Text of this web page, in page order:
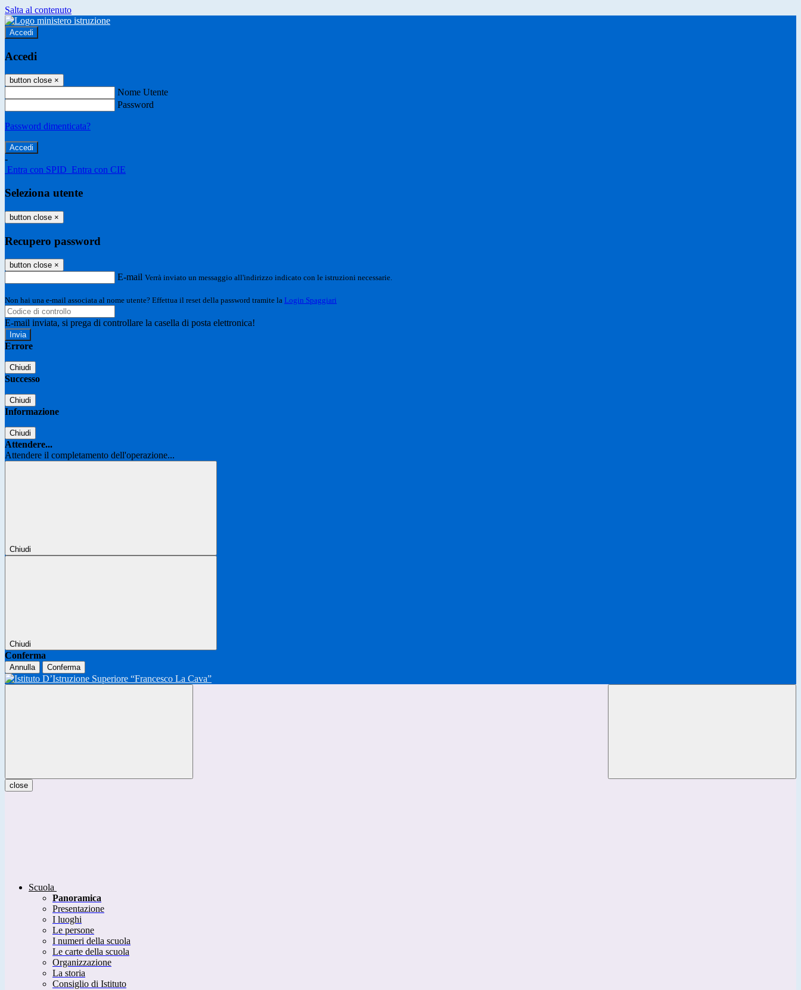
Salta al contenuto
Accedi
Accedi
button close ×
Nome Utente
Password
Password dimenticata?
-
Entra con SPID Entra con CIE
Seleziona utente
button close ×
Recupero password
button close ×
E-mail Verrà inviato un messaggio all'indirizzo indicato con le istruzioni necessarie.
Non hai una e-mail associata al nome utente? Effettua il reset della password tramite la Login Spaggiari
E-mail inviata, si prega di controllare la casella di posta elettronica!
Errore
Chiudi
Successo
Chiudi
Informazione
Chiudi
Attendere...
Attendere il completamento dell'operazione...
Chiudi
Chiudi
Conferma
Annulla Conferma
close
Scuola
Panoramica
Presentazione
I luoghi
Le persone
I numeri della scuola
Le carte della scuola
Organizzazione
La storia
Consiglio di Istituto